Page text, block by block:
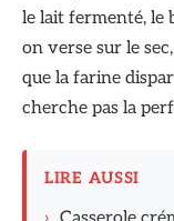
le lait fermenté, le
on verse sur le
que la farine
cherche pas la
LIRE AUSSI